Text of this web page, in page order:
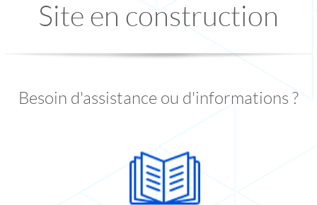
Site en construction
Besoin d'assistance ou d'informations ?